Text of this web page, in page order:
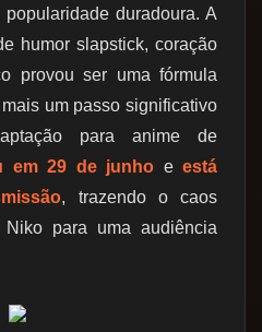
duradoura. A
humor slapstick, coração
provou ser uma fórmula
um passo significativo
para anime de
em 29 de junho e está
, trazendo o caos
para uma audiência